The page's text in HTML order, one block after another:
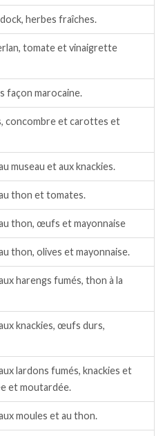
herbes fraîches.
tomate et vinaigrette
façon marocaine.
concombre et carottes et
museau et aux knackies.
thon et tomates.
thon, œufs et mayonnaise
thon, olives et mayonnaise.
harengs fumés, thon à la
knackies, œufs durs,
lardons fumés, knackies et
et moutardée.
moules et au thon.